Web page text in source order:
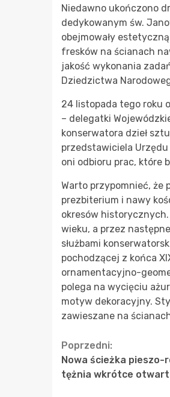
Niedawno ukończono
dedykowanym św.
obejmowały
fresków na ścianach
jakość wykonania
Dziedzictwa
24 listopada tego roku
– delegatki
konserwatora dzieł
przedstawiciela Urzędu
oni odbioru prac, które
Warto przypomnieć, że
prezbiterium i nawy
okresów historycznych.
wieku, a przez
służbami
pochodzącej z końca
ornamentacyjno-
polega na wycięciu
motyw dekoracyjny.
zawieszane na
Continue
Reading
Poprzedni:
Nowa ścieżka pieszo-
tężnia wkrótce